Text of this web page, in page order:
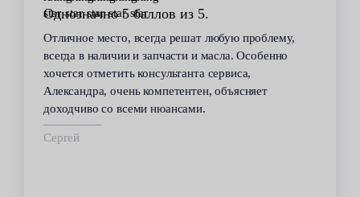
Однозначно 5 баллов из 5.
Отличное место, всегда решат любую проблему,
всегда в наличии и запчасти и масла. Особенно
хочется отметить консультанта сервиса,
Александра, очень компетентен, объясняет
доходчиво со всеми нюансами.
Сергей